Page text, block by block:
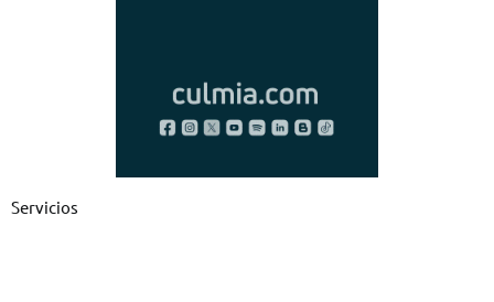
Servicios